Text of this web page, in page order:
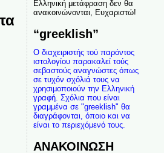
Ελληνική μετάφραση δεν θα
ανακοινώνονται, Ευχαριστώ!
“greeklish”
Ο διαχειριστής τού παρόντος
ιστολογίου παρακαλεί τούς
σεβαστούς αναγνώστες όπως
σε τυχόν σχόλιά τους να
χρησιμοποιούν την Ελληνική
γραφή. Σχόλια που είναι
γραμμένα σε "greeklish" θα
διαγράφονται, όποιο και να
είναι το περιεχόμενό τους.
ΑΝΑΚΟΙΝΩΣΗ